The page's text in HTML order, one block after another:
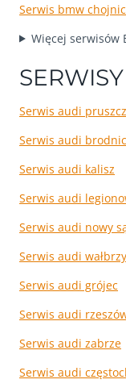
Serwis bmw
Więcej serwisów
Serwis audi
Serwis audi
Serwis audi kalisz
Serwis audi
Serwis audi nowy
Serwis audi
Serwis audi grójec
Serwis audi
Serwis audi zabrze
Serwis audi